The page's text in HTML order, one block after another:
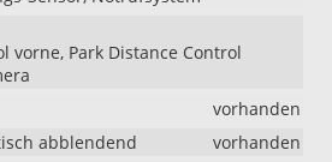
vorne, Park Distance Control
vorhanden
abblendend
vorhanden